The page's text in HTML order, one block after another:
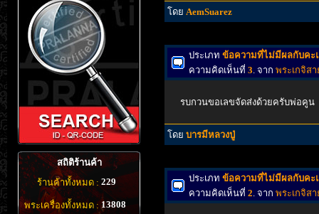
สถิติร้านค้า
ร้านค้าทั้งหมด : 229
พระเครื่องทั้งหมด : 13808
โดย AemSuarez
ประเภท ข้อความที่ไม่มีผลกับคะ
ความคิดเห็นที่ 3. จาก พระเกจิส
รบกวนขอเลขจัดส่งด้วยครับพ่อคูน
โดย บารมีหลวงปู่
ประเภท ข้อความที่ไม่มีผลกับคะ
ความคิดเห็นที่ 2. จาก พระเกจิส